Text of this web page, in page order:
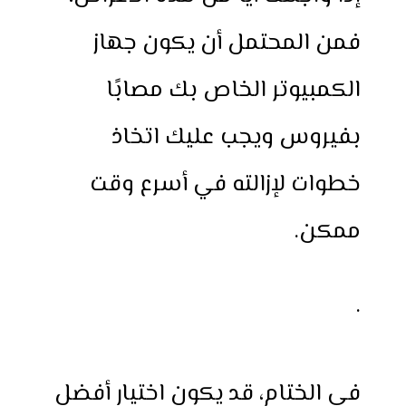
فمن المحتمل أن يكون جهاز
الكمبيوتر الخاص بك مصابًا
بفيروس ويجب عليك اتخاذ
خطوات لإزالته في أسرع وقت
ممكن.
·
في الختام، قد يكون اختيار أفضل